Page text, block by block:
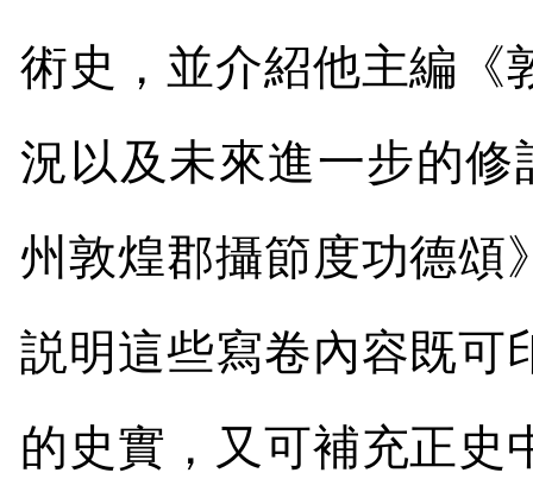
術史，並介紹他主編《
況以及未來進一步的
州敦煌郡攝節度功德頌
説明這些寫卷內容既可
的史實，又可補充正史